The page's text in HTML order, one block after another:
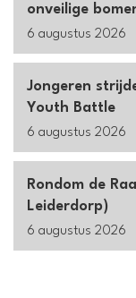
onveilige
6 augustus 2026
Jongeren
Youth Battle
6 augustus 2026
Rondom de
Leiderdorp)
6 augustus 2026